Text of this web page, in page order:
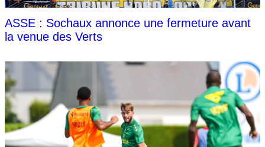
ASSE : Sochaux annonce une fermeture avant
la venue des Verts